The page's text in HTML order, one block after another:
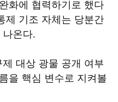
화에 협력하기로 했다
제 기조 자체는 당분간
온다.
대상 광물 공개 여부
을 핵심 변수로 지켜볼